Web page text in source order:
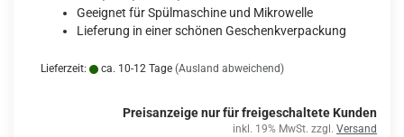
Geeignet für Spülmaschine und Mikrowelle
Lieferung in einer schönen Geschenkverpackung
Lieferzeit: ca. 10-12 Tage (Ausland abweichend)
Preisanzeige nur für freigeschaltete Kunden
inkl. 19% MwSt. zzgl. Versand